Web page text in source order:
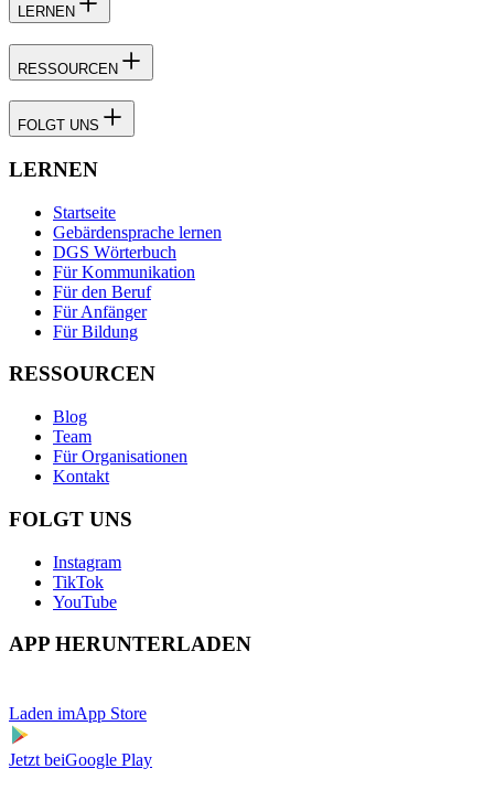
LERNEN
RESSOURCEN
FOLGT UNS
LERNEN
Startseite
Gebärdensprache lernen
DGS Wörterbuch
Für Kommunikation
Für den Beruf
Für Anfänger
Für Bildung
RESSOURCEN
Blog
Team
Für Organisationen
Kontakt
FOLGT UNS
Instagram
TikTok
YouTube
APP HERUNTERLADEN
Laden imApp Store
Jetzt beiGoogle Play